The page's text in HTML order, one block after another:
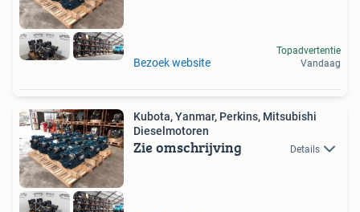
Bezoek website
Topadvertentie
Vandaag
Kubota, Yanmar, Perkins, Mitsubishi
Dieselmotoren
Zie omschrijving Details